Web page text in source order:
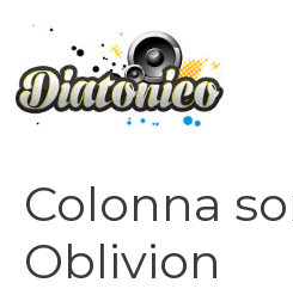
contenuto
Colonna
Oblivion